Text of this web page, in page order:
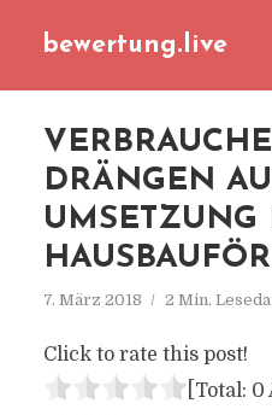
bewertung.live
DRÄNGEN
UMSETZUNG
7. März 2018 2 Min.
Click to rate this post!
[Total: 0